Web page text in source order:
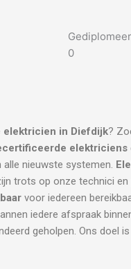
0
elektricien in Diefdijk?
elektriciens
nieuwste systemen.
trots op onze technici en
voor iedereen
iedere afspraak
geholpen. Ons doel